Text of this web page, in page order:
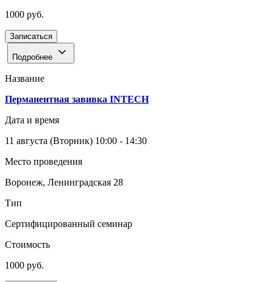
1000 руб.
Записаться
Подробнее
Название
Перманентная завивка INTECH
Дата и время
11 августа (Вторник) 10:00 - 14:30
Место проведения
Воронеж, Ленинградская 28
Тип
Сертифицированный семинар
Стоимость
1000 руб.